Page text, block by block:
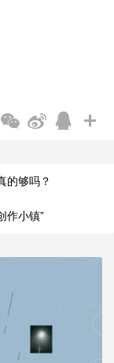
的够吗？
作小镇”